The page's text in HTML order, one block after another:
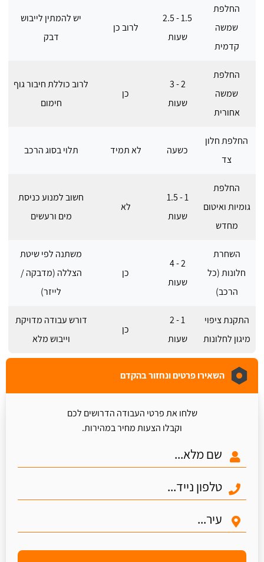
החלפת
שמשה
קדמית
1.5 - 2.5
שעות
לרוב כן
יש להמתין לייבוש
דבק
החלפת
שמשה
אחורית
2 - 3
שעות
כן
לרוב כוללת חיבור גוף
חימום
החלפת חלון
צד
כשעה לא תמיד תלוי בסוג הרכב
החלפת
גומיות ואיטום
מחדש
1 - 1.5
שעות
לא
חשוב למנוע כניסת
מים ורעשים
השחרת
חלונות (כל
הרכב)
2 - 4
שעות
כן
משתנה לפי שיטת
הצללה (מדבקה /
לייזר)
התקנת ציפוי
מיגון לחלונות
1 - 2
שעות
כן
דורש עבודה מדויקת
וייבוש מלא
השאירו פרטים ונחזור בהקדם
שלחו את פרטי העבודה הדרושים לכם
וקבלו הצעות מחיר במהירות.